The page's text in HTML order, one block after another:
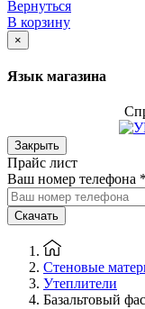
Вернуться
В корзину
×
Язык магазина
Закрыть
Прайс лист
Ваш номер телефона *
Скачать
Стеновые
Утеплители
Базальтовый